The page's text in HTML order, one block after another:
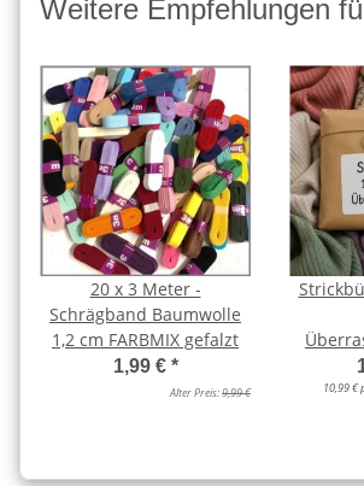
Weitere Empfehlungen
20 x 3 Meter -
Schrägband Baumwolle
1,2 cm FARBMIX gefalzt
1,99 € *
Alter Preis:9,99 € 10,99 €